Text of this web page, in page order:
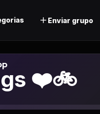
Enviar grupo
❤️🚲